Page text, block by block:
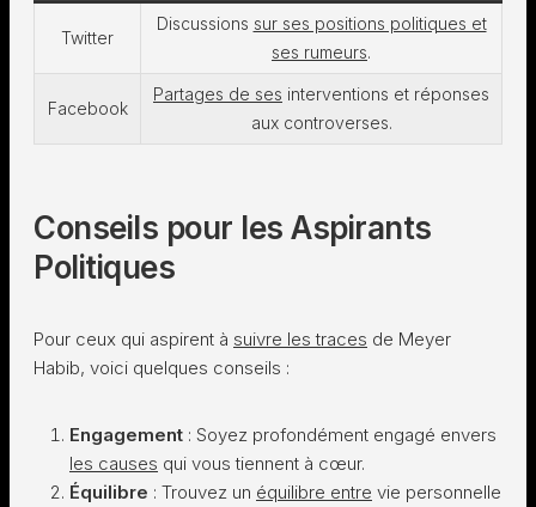
Twitter
Discussions sur ses positions politiques et
ses rumeurs.
Facebook
Partages de ses interventions et réponses
aux controverses.
Conseils pour les Aspirants
Politiques
Pour ceux qui aspirent à suivre les traces de Meyer
Habib, voici quelques conseils :
Engagement : Soyez profondément engagé envers
les causes qui vous tiennent à cœur.
Équilibre : Trouvez un équilibre entre vie personnelle